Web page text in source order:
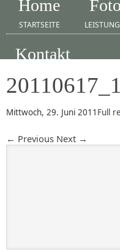
Home
STARTSEITE
Kontakt
Mittwoch, 29. Juni 2011 Full
← Previous Next →